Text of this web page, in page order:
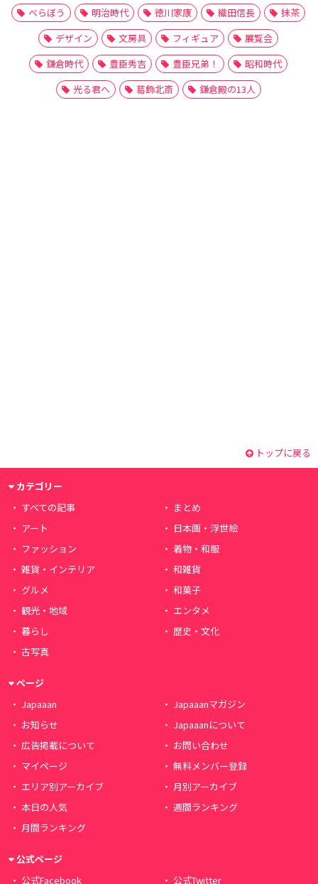
べらぼう
明治時代 徳川家康 織田信長
抹茶
デザイン
文房具 フィギュア
展覧会
鎌倉時代
豊臣秀吉 豊臣兄弟！
昭和時代
光る君へ
葛飾北斎 鎌倉殿の13人
トップに戻る
カテゴリー
すべての記事
まとめ
アート
日本画・浮世絵
ファッション
着物・和服
雑貨・インテリア
和雑貨
グルメ
和菓子
観光・地域
エンタメ
暮らし
歴史・文化
古写真
ページ
Japaaan
Japaaanマガジン
お知らせ
Japaaanについて
広告掲載について
お問い合わせ
マイページ
無料メンバー登録
エリア別アーカイブ
月別アーカイブ
本日の人気
週間ランキング
月間ランキング
公式ページ
公式Facebook
公式Twitter